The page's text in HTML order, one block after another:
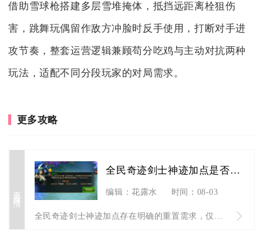
借助雪球枪搭建多层雪堆掩体，抵挡远距离栓狙伤
害，跳舞玩偶留作敌方冲脸时反手使用，打断对手进
攻节奏，整套运营逻辑兼顾苟分吃鸡与主动对抗两种
玩法，适配不同分段玩家的对局需求。
更多攻略
查看详情
全民奇迹剑士神迹加点是否需要重置
编辑：花露水 时间：08-03